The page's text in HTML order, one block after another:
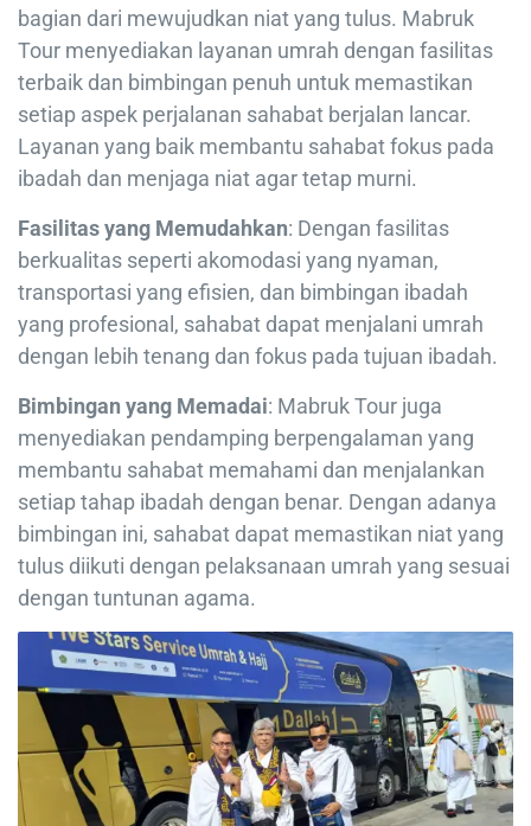
bagian dari mewujudkan niat yang tulus. Mabruk
Tour menyediakan layanan umrah dengan fasilitas
terbaik dan bimbingan penuh untuk memastikan
setiap aspek perjalanan sahabat berjalan lancar.
Layanan yang baik membantu sahabat fokus pada
ibadah dan menjaga niat agar tetap murni.
Fasilitas yang Memudahkan: Dengan fasilitas
berkualitas seperti akomodasi yang nyaman,
transportasi yang efisien, dan bimbingan ibadah
yang profesional, sahabat dapat menjalani umrah
dengan lebih tenang dan fokus pada tujuan ibadah.
Bimbingan yang Memadai: Mabruk Tour juga
menyediakan pendamping berpengalaman yang
membantu sahabat memahami dan menjalankan
setiap tahap ibadah dengan benar. Dengan adanya
bimbingan ini, sahabat dapat memastikan niat yang
tulus diikuti dengan pelaksanaan umrah yang sesuai
dengan tuntunan agama.